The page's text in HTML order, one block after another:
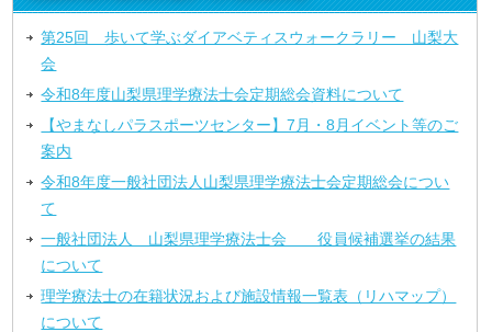
第25回 歩いて学ぶダイアベティスウォークラリー 山梨大
会
令和8年度山梨県理学療法士会定期総会資料について
【やまなしパラスポーツセンター】7月・8月イベント等のご
案内
令和8年度一般社団法人山梨県理学療法士会定期総会につい
て
一般社団法人 山梨県理学療法士会 役員候補選挙の結果
について
理学療法士の在籍状況および施設情報一覧表（リハマップ）
について